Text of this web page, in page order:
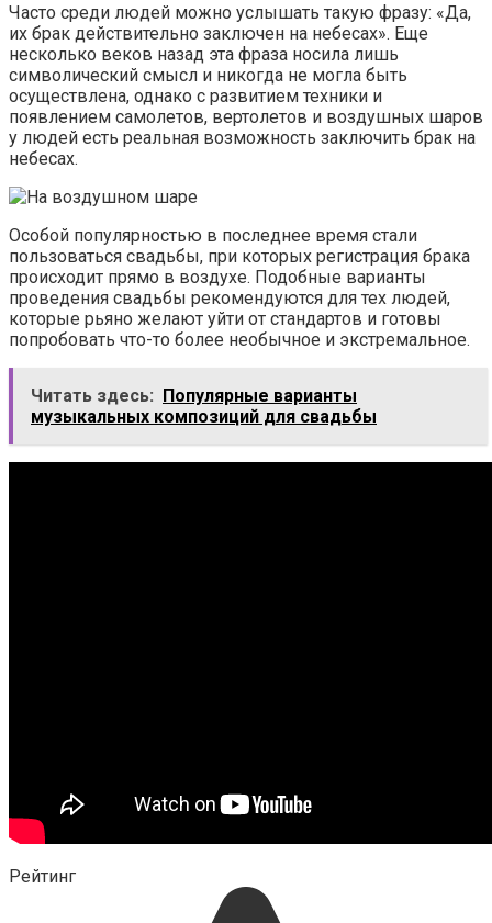
Часто среди людей можно услышать такую фразу: «Да,
их брак действительно заключен на небесах». Еще
несколько веков назад эта фраза носила лишь
символический смысл и никогда не могла быть
осуществлена, однако с развитием техники и
появлением самолетов, вертолетов и воздушных шаров
у людей есть реальная возможность заключить брак на
небесах.
Особой популярностью в последнее время стали
пользоваться свадьбы, при которых регистрация брака
происходит прямо в воздухе. Подобные варианты
проведения свадьбы рекомендуются для тех людей,
которые рьяно желают уйти от стандартов и готовы
попробовать что-то более необычное и экстремальное.
Читать здесь: Популярные варианты
музыкальных композиций для свадьбы
Рейтинг